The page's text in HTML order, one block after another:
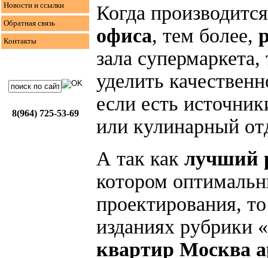
Новости и ссылки
Обратная связь
Контакты
8(964) 725-53-69
Когда производится
офиса, тем более,
зала
уделить
если есть
или кулинарный
А так как лучший
котором
проектирования,
изданиях рубрики
квартир Москва